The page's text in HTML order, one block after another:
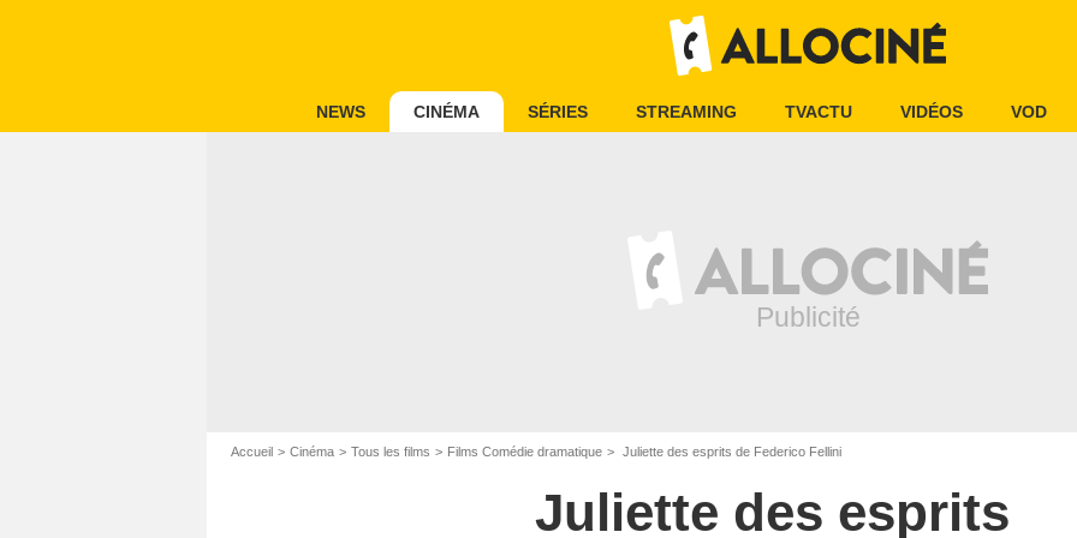
NEWS CINÉMA SÉRIES STREAMING TVACTU VIDÉOS VOD
Accueil Cinéma Tous les films Films Comédie dramatique Juliette des esprits de Federico Fellini
Juliette des esprits